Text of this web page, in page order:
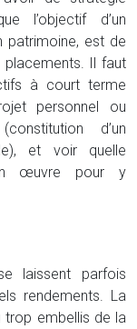
l’objectif d’un
patrimoine, est de
placements. Il faut
à court terme
personnel ou
d’un
et voir quelle
en œuvre pour y
laissent parfois
rendements. La
embellis de la